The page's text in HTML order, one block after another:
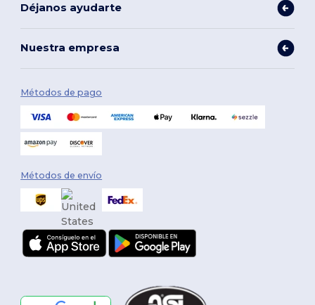
Déjanos ayudarte
Nuestra empresa
Métodos de pago
Métodos de envío